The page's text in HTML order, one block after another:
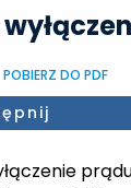
POBIERZ DO PDF